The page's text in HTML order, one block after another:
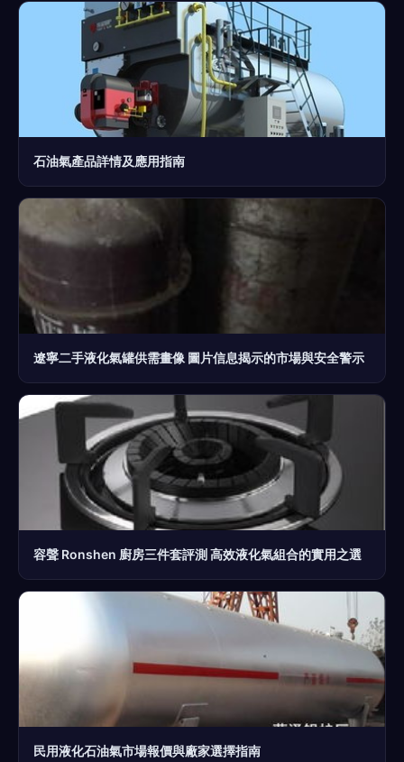
石油氣產品詳情及應用指南
遼寧二手液化氣罐供需畫像 圖片信息揭示的市場與安全警示
容聲 Ronshen 廚房三件套評測 高效液化氣組合的實用之選
民用液化石油氣市場報價與廠家選擇指南